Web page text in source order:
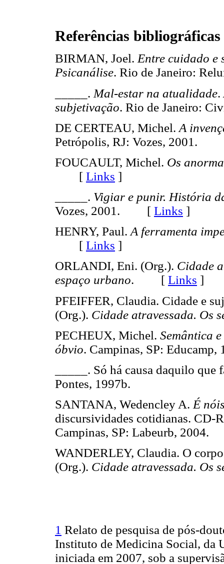
Referências bibliográficas
BIRMAN, Joel. Entre cuidado e
Psicanálise. Rio de Janeiro:
_____. Mal-estar na atualidade.
subjetivação. Rio de Janeiro:
DE CERTEAU, Michel. A
Petrópolis, RJ: Vozes,
FOUCAULT, Michel. Os
[ Links ]
_____. Vigiar e punir. História
Vozes, 2001. [ Links ]
HENRY, Paul. A ferramenta
[ Links ]
ORLANDI, Eni. (Org.). Cidade
espaço urbano. [ Links ]
PFEIFFER, Claudia. Cidade e
(Org.). Cidade atravessada. Os
PECHEUX, Michel. Semântica
óbvio. Campinas, SP:
_____. Só há causa daquilo
Pontes, 1997b.
SANTANA, Wedencley A. É
discursividades cotidianas. CD-
Campinas, SP: Labeurb,
WANDERLEY, Claudia. O
(Org.). Cidade atravessada. Os
1 Relato de pesquisa de pós-
Instituto de Medicina Social, da
iniciada em 2007, sob a